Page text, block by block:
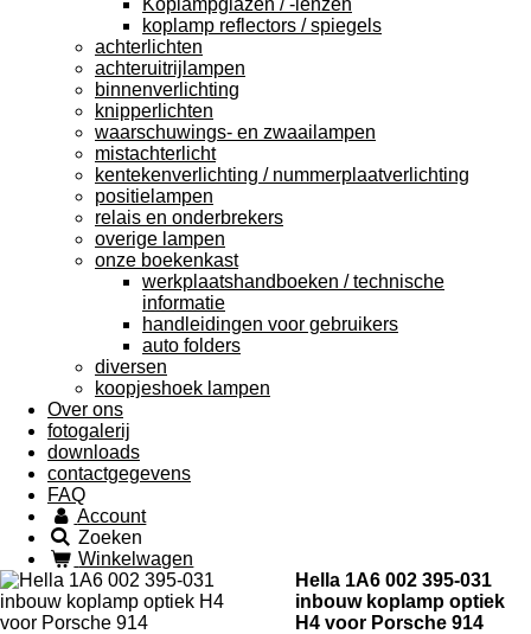
Koplampglazen / -lenzen
koplamp reflectors / spiegels
achterlichten
achteruitrijlampen
binnenverlichting
knipperlichten
waarschuwings- en zwaailampen
mistachterlicht
kentekenverlichting / nummerplaatverlichting
positielampen
relais en onderbrekers
overige lampen
onze boekenkast
werkplaatshandboeken / technische
informatie
handleidingen voor gebruikers
auto folders
diversen
koopjeshoek lampen
Over ons
fotogalerij
downloads
contactgegevens
FAQ
Account
Zoeken
Winkelwagen
Hella 1A6 002 395-031
inbouw koplamp optiek
H4 voor Porsche 914